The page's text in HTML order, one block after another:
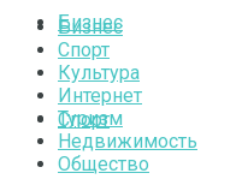
Бизнес
Спорт
Бизнес
Спорт
Культура
Интернет
Туризм
Недвижимость
Общество